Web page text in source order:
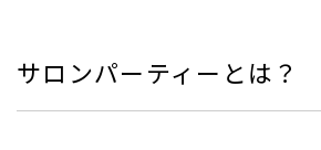
サロンパーティーとは？